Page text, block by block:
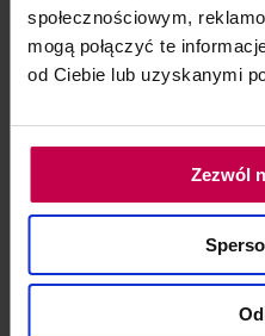
społecznościowym,
mogą połączyć te
od Ciebie lub uzyskanymi
Zezwól
Pokrowiec na
Biały 1 szt.
Kod: 8177
Poj: ml
33, - zł
do